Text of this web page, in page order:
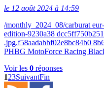
le 12 août 2024 à 14:59
/monthly_2024_08/carburat
edition-9230a38
.jpg.f58aadabbf02e8bc84b0
PHBG MotoForce Racing
Voir les 0 réponses
123SuivantFin